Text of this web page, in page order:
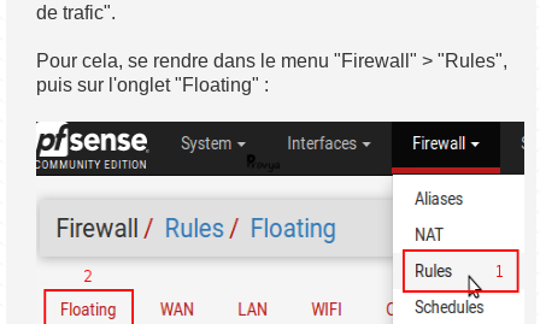
de trafic".
Pour cela, se rendre dans le menu "Firewall" > "Rules",
puis sur l'onglet "Floating" :